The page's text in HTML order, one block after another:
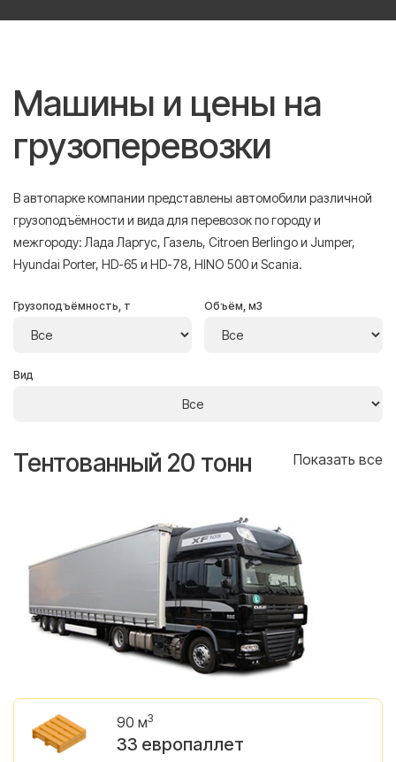
Машины и цены на
грузоперевозки
В автопарке компании представлены автомобили различной
грузоподъёмности и вида для перевозок по городу и
межгороду: Лада Ларгус, Газель, Citroen Berlingo и Jumper,
Hyundai Porter, HD-65 и HD-78, HINO 500 и Scania.
Грузоподъёмность, т Объём, м3
Вид
Тентованный 20 тонн Показать все
90 м3
33 европаллет